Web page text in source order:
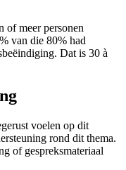
of meer personen
van die 80% had
Dat is 30 à
voelen op dit
rond dit thema.
of gespreksmateriaal